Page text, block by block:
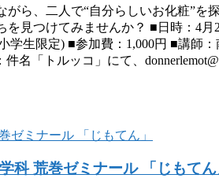
ら、二人で“自分らしいお化粧”
見つけてみませんか？ ■日時：4月
生限定) ■参加費：1,000円 ■講師
名「トルッコ」にて、
科 荒巻ゼミナール 「じもてん